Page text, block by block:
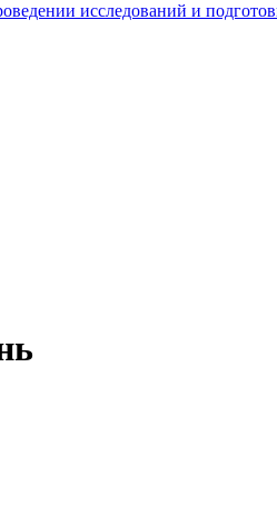
исследований и